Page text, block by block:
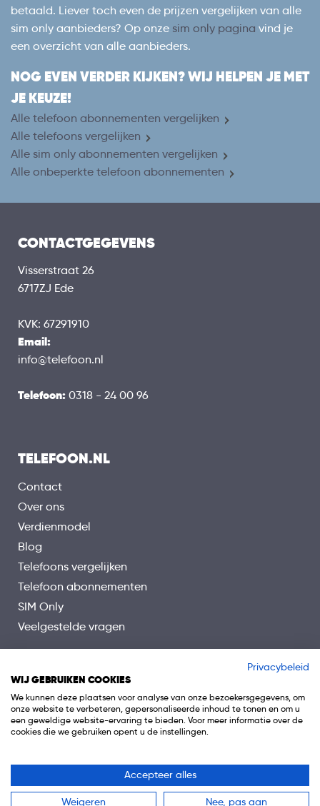
betaald. Liever toch even de prijzen vergelijken van alle
sim only aanbieders? Op onze sim only pagina vind je
een overzicht van alle aanbieders.
NOG EVEN VERDER KIJKEN? WIJ HELPEN JE MET
JE KEUZE!
Alle telefoon abonnementen vergelijken
Alle telefoons vergelijken
Alle sim only abonnementen vergelijken
Alle onbeperkte telefoon abonnementen
CONTACTGEGEVENS
Visserstraat 26
6717ZJ Ede
KVK: 67291910
Email:
info@telefoon.nl
Telefoon: 0318 - 24 00 96
TELEFOON.NL
Contact
Over ons
Verdienmodel
Blog
Telefoons vergelijken
Telefoon abonnementen
SIM Only
Veelgestelde vragen
© 2026 Telefoon.nl is onderdeel van 0318 Media B.V.
Privacybeleid
WIJ GEBRUIKEN COOKIES
We kunnen deze plaatsen voor analyse van onze bezoekersgegevens, om
onze website te verbeteren, gepersonaliseerde inhoud te tonen en om u
een geweldige website-ervaring te bieden. Voor meer informatie over de
cookies die we gebruiken opent u de instellingen.
Accepteer alles
Weigeren Nee, pas aan